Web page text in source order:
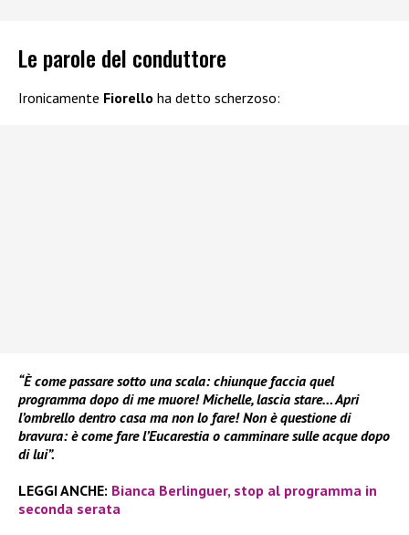
Le parole del conduttore
Ironicamente Fiorello ha detto scherzoso:
“È come passare sotto una scala: chiunque faccia quel
programma dopo di me muore! Michelle, lascia stare… Apri
l’ombrello dentro casa ma non lo fare! Non è questione di
bravura: è come fare l’Eucarestia o camminare sulle acque dopo
di lui”.
LEGGI ANCHE: Bianca Berlinguer, stop al programma in
seconda serata